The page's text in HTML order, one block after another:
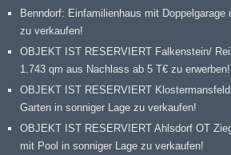
Benndorf: Einfamilienhaus mit Doppelgarage
zu verkaufen!
OBJEKT IST RESERVIERT Falkenstein/
1.743 qm aus Nachlass ab 5 T€ zu erwerben!
OBJEKT IST RESERVIERT
Garten in sonniger Lage zu verkaufen!
OBJEKT IST RESERVIERT Ahlsdorf OT
mit Pool in sonniger Lage zu verkaufen!